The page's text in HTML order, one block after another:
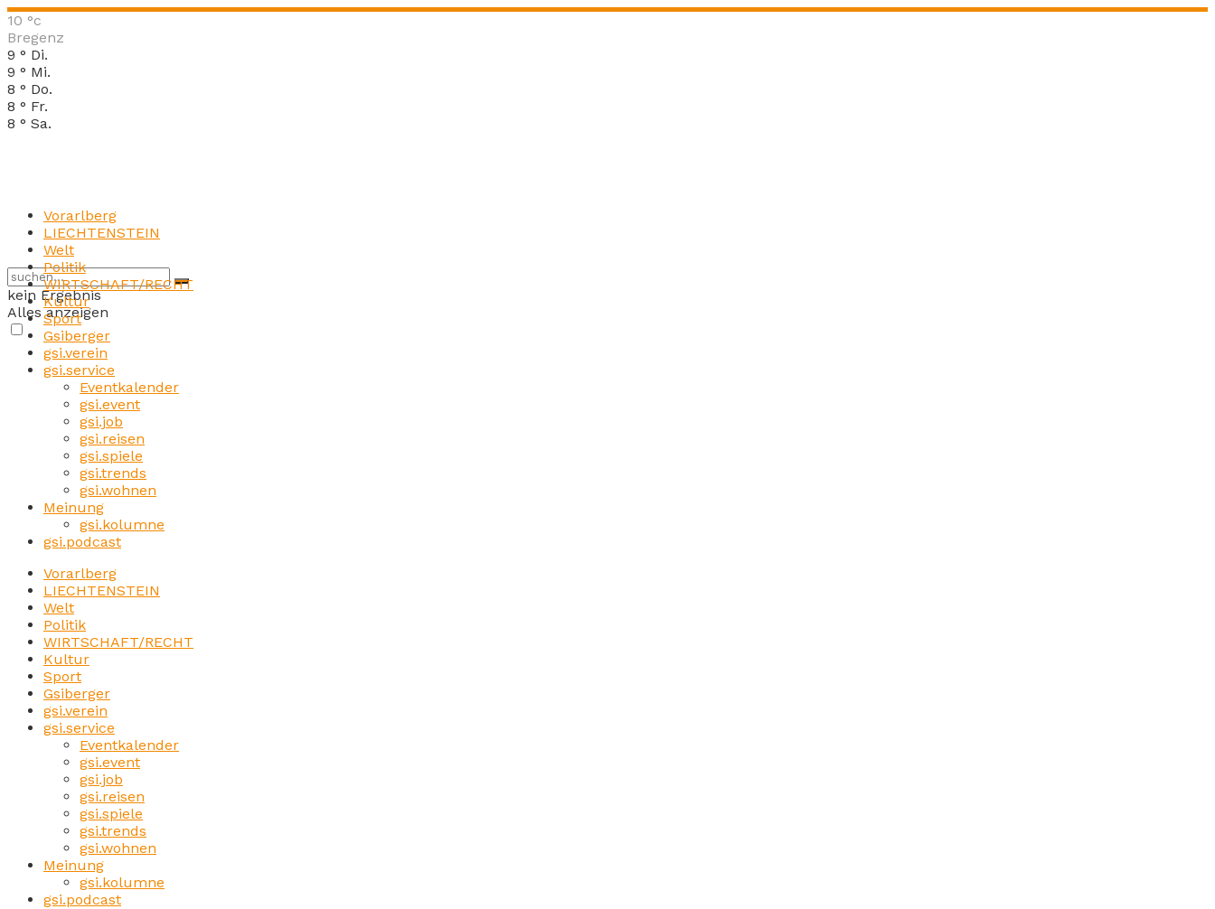
10 °c
Bregenz
9 ° Di.
9 ° Mi.
8 ° Do.
8 ° Fr.
8 ° Sa.
kein Ergebnis
Alles anzeigen
Vorarlberg
LIECHTENSTEIN
Welt
Politik
WIRTSCHAFT/RECHT
Kultur
Sport
Gsiberger
gsi.verein
gsi.service
Eventkalender
gsi.event
gsi.job
gsi.reisen
gsi.spiele
gsi.trends
gsi.wohnen
Meinung
gsi.kolumne
gsi.podcast
Vorarlberg
LIECHTENSTEIN
Welt
Politik
WIRTSCHAFT/RECHT
Kultur
Sport
Gsiberger
gsi.verein
gsi.service
Eventkalender
gsi.event
gsi.job
gsi.reisen
gsi.spiele
gsi.trends
gsi.wohnen
Meinung
gsi.kolumne
gsi.podcast